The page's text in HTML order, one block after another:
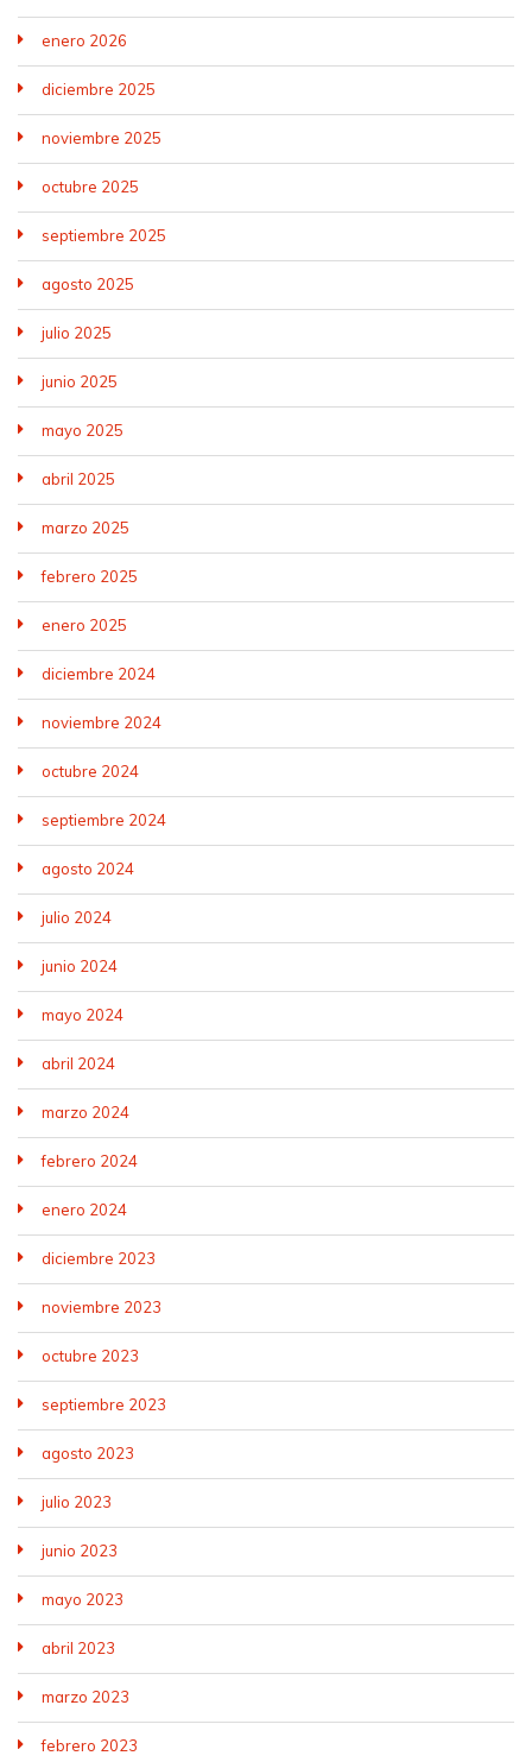
enero 2026
diciembre 2025
noviembre 2025
octubre 2025
septiembre 2025
agosto 2025
julio 2025
junio 2025
mayo 2025
abril 2025
marzo 2025
febrero 2025
enero 2025
diciembre 2024
noviembre 2024
octubre 2024
septiembre 2024
agosto 2024
julio 2024
junio 2024
mayo 2024
abril 2024
marzo 2024
febrero 2024
enero 2024
diciembre 2023
noviembre 2023
octubre 2023
septiembre 2023
agosto 2023
julio 2023
junio 2023
mayo 2023
abril 2023
marzo 2023
febrero 2023